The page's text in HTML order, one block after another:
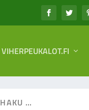
VIHERPEUKALOT.FI